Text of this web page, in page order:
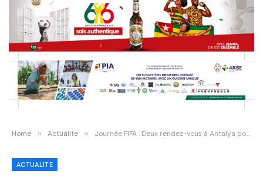
Home » Actualite » Journée FIFA : Deux rendez-vous à Antalya pour les Éperviers de Paulo Duarte
ACTUALITE